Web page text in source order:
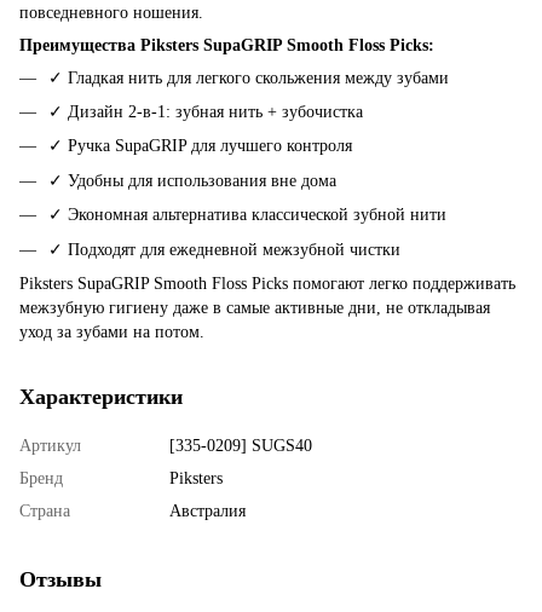
повседневного ношения.
Преимущества Piksters SupaGRIP Smooth Floss Picks:
✓ Гладкая нить для легкого скольжения между зубами
✓ Дизайн 2-в-1: зубная нить + зубочистка
✓ Ручка SupaGRIP для лучшего контроля
✓ Удобны для использования вне дома
✓ Экономная альтернатива классической зубной нити
✓ Подходят для ежедневной межзубной чистки
Piksters SupaGRIP Smooth Floss Picks помогают легко поддерживать
межзубную гигиену даже в самые активные дни, не откладывая
уход за зубами на потом.
Характеристики
Артикул
[335-0209] SUGS40
Бренд
Piksters
Страна
Австралия
Отзывы